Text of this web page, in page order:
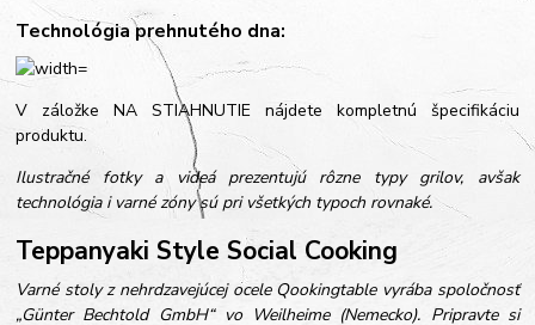
Technológia prehnutého dna:
V záložke NA STIAHNUTIE nájdete kompletnú špecifikáciu
produktu.
Ilustračné fotky a videá prezentujú rôzne typy grilov, avšak
technológia i varné zóny sú pri všetkých typoch rovnaké.
Teppanyaki Style Social Cooking
Varné stoly z nehrdzavejúcej ocele Qookingtable vyrába spoločnosť
„Günter Bechtold GmbH“ vo Weilheime (Nemecko). Pripravte si